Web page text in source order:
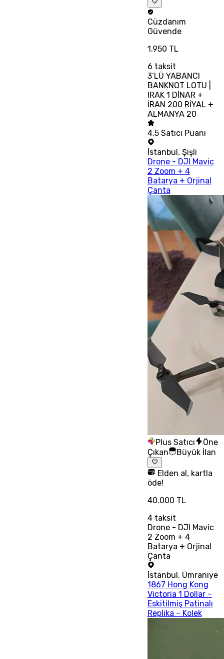
Cüzdanım
Güvende
1.950 TL
6 taksit
3’LÜ YABANCI
BANKNOT LOTU |
IRAK 1 DİNAR +
İRAN 200 RİYAL +
ALMANYA 20
4.5 Satıcı Puanı
İstanbul, Şişli
Drone - DJI Mavic
2 Zoom + 4
Batarya + Orjinal
Çanta
Plus Satıcı
Öne
Çıkan
Büyük İlan
Elden al, kartla
öde!
40.000 TL
4taksit
Drone - DJI Mavic
2 Zoom + 4
Batarya + Orjinal
Çanta
İstanbul, Ümraniye
1867 Hong Kong
Victoria 1 Dollar –
Eskitilmiş Patinalı
Replika – Kolek